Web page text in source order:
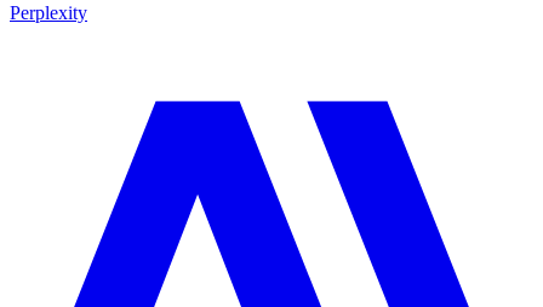
Perplexity